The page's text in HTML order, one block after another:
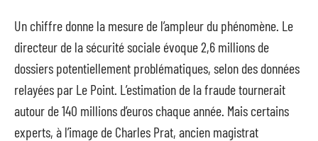
Un chiffre donne la mesure de l’ampleur du phénomène. Le
directeur de la sécurité sociale évoque 2,6 millions de
dossiers potentiellement problématiques, selon des données
relayées par Le Point. L’estimation de la fraude tournerait
autour de 140 millions d’euros chaque année. Mais certains
experts, à l’image de Charles Prat, ancien magistrat